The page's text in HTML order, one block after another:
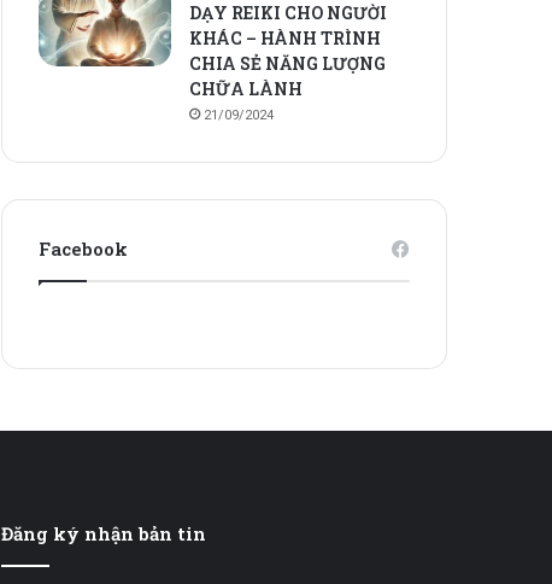
DẠY REIKI CHO NGƯỜI
KHÁC – HÀNH TRÌNH
CHIA SẺ NĂNG LƯỢNG
CHỮA LÀNH
21/09/2024
Facebook
Đăng ký nhận bản tin